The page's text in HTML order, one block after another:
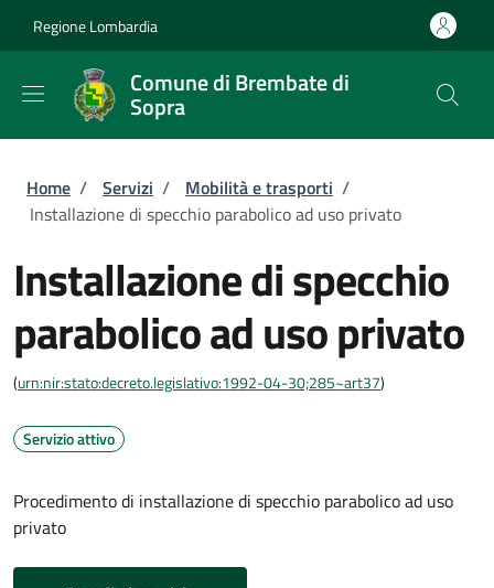
Regione Lombardia
Comune di Brembate di
Sopra
Briciole di pane
Home / Servizi / Mobilità e trasporti /
Installazione di specchio parabolico ad uso privato
Installazione di specchio
parabolico ad uso privato
(urn:nir:stato:decreto.legislativo:1992-04-30;285~art37)
Servizio attivo
Procedimento di installazione di specchio parabolico ad uso
privato